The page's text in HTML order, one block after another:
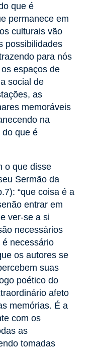
que é
permanece em
culturais vão
possibilidades
para nós
espaços de
social de
as
memoráveis
na
do que é
o que disse
Sermão da
“que coisa é a
entrar em
ver-se a si
necessários
necessário
os autores se
suas
poético do
afeto
memórias. É a
com os
as
tomadas